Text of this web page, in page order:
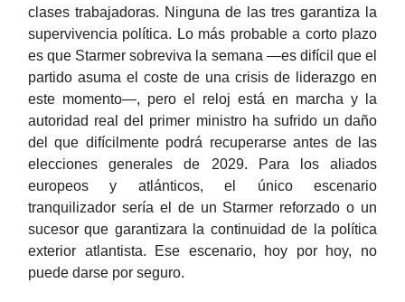
clases trabajadoras. Ninguna de las tres garantiza la
supervivencia política. Lo más probable a corto plazo
es que Starmer sobreviva la semana —es difícil que el
partido asuma el coste de una crisis de liderazgo en
este momento—, pero el reloj está en marcha y la
autoridad real del primer ministro ha sufrido un daño
del que difícilmente podrá recuperarse antes de las
elecciones generales de 2029. Para los aliados
europeos y atlánticos, el único escenario
tranquilizador sería el de un Starmer reforzado o un
sucesor que garantizara la continuidad de la política
exterior atlantista. Ese escenario, hoy por hoy, no
puede darse por seguro.